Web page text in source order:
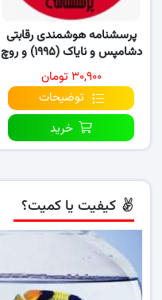
پرسشنامه هوشمندی رقابتی
دشامپس و نایاک (۱۹۹۵) و روچ
و سانتی (۲۰۰۱)
۳۰,۹۰۰ تومان
توضیحات
خرید
کیفیت یا کمیت؟